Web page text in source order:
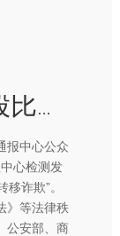
赢钱的游戏软件抓股比例为25.34%；姚文彬为第二大推进-赢钱的游戏软件·(中国)官方网站
报中心公众
心检测发
诈欺”。
》等法律秩
公安部、商